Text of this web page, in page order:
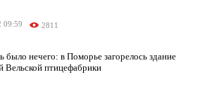
09:59 2811
было нечего: в Поморье загорелось здание
Вельской птицефабрики